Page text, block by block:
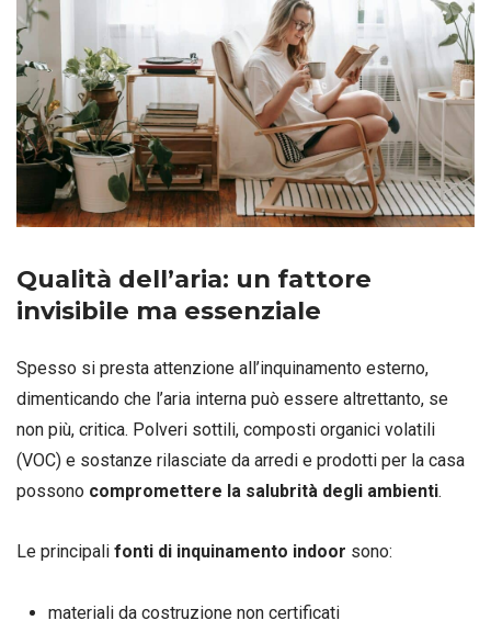
Qualità dell’aria: un fattore
invisibile ma essenziale
Spesso si presta attenzione all’inquinamento esterno,
dimenticando che l’aria interna può essere altrettanto, se
non più, critica. Polveri sottili, composti organici volatili
(VOC) e sostanze rilasciate da arredi e prodotti per la casa
possono compromettere la salubrità degli ambienti.
Le principali fonti di inquinamento indoor sono:
materiali da costruzione non certificati